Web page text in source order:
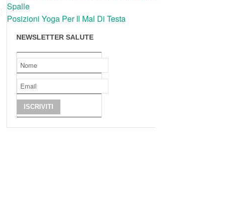
Spalle
Posizioni Yoga Per Il Mal Di Testa
NEWSLETTER SALUTE